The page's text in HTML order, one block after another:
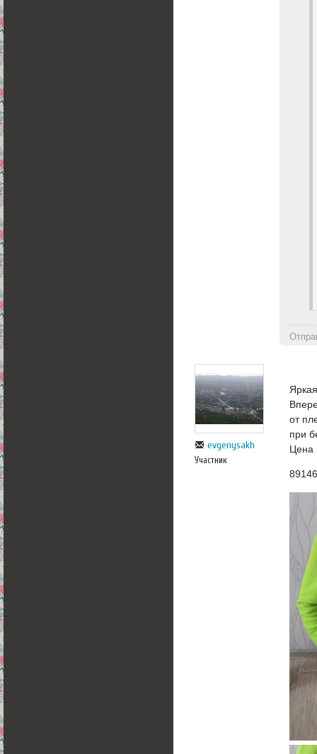
evgenysakh
Участник
от
при
Цена